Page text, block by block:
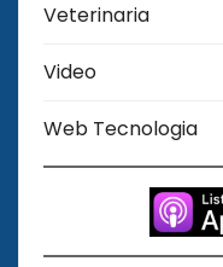
Veterinaria
Video
Web Tecnologia